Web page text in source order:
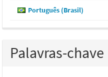
Português (Brasil)
Palavras-chave